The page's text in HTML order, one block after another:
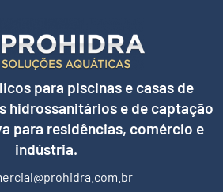
para piscinas e casas de
hidrossanitários e de captação
para residências, comércio e
indústria.